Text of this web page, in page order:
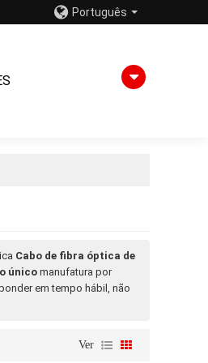
Português
Cabo de fibra óptica de
único manufatura por
em tempo hábil, não
Ver